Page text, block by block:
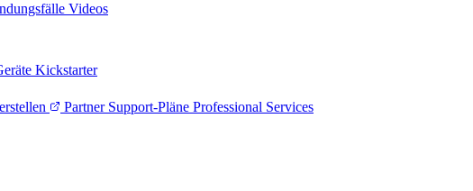
Videos
Kickstarter
Partner Support-Pläne Professional Services